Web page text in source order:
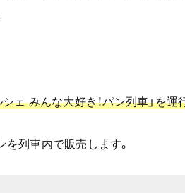
ェ みんな大好き！パン列車」を運
を列車内で販売します。